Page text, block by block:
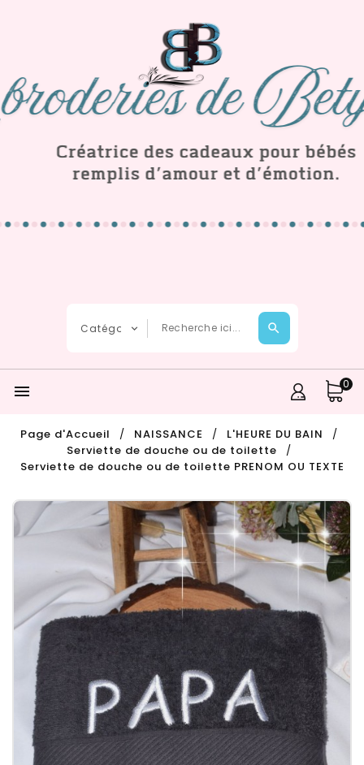
 0
Page d'Accueil NAISSANCE
L'HEURE DU BAIN
Serviette de douche ou de toilette
Serviette de douche ou de toilette PRENOM OU TEXTE